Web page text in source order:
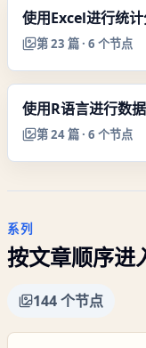
使用Excel进行统
第23 篇 · 6 个节点
使用R语言进行数
第24篇 · 6 个节点
系列
按文章顺序进
144个节点